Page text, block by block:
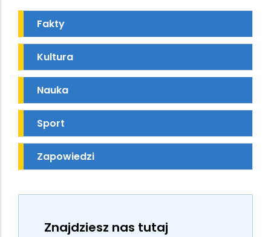
Fakty
Kultura
Nauka
Sport
Zapowiedzi
Znajdziesz nas tutaj